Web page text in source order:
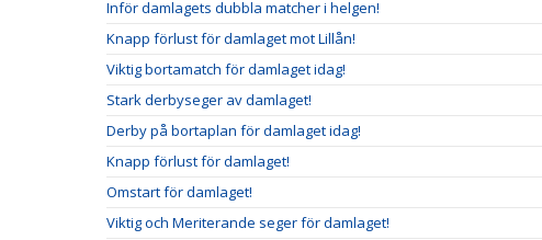
Inför damlagets dubbla matcher i helgen!
Knapp förlust för damlaget mot Lillån!
Viktig bortamatch för damlaget idag!
Stark derbyseger av damlaget!
Derby på bortaplan för damlaget idag!
Knapp förlust för damlaget!
Omstart för damlaget!
Viktig och Meriterande seger för damlaget!